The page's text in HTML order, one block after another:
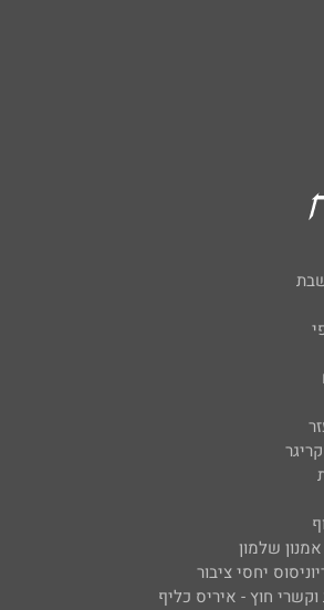
שלמון
יחסי ציבור
וקשרי חוץ - איריס כליף